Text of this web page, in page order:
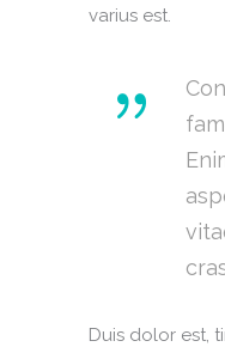
varius est.
Duis dolor est,